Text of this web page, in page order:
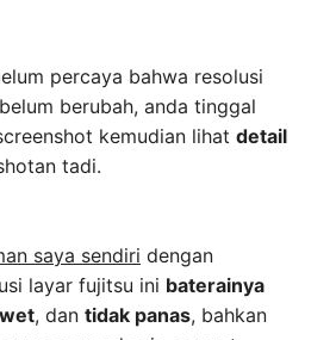
percaya bahwa resolusi
berubah, anda tinggal
kemudian lihat detail
tadi.
saya sendiri dengan
layar fujitsu ini baterainya
, dan tidak panas, bahkan